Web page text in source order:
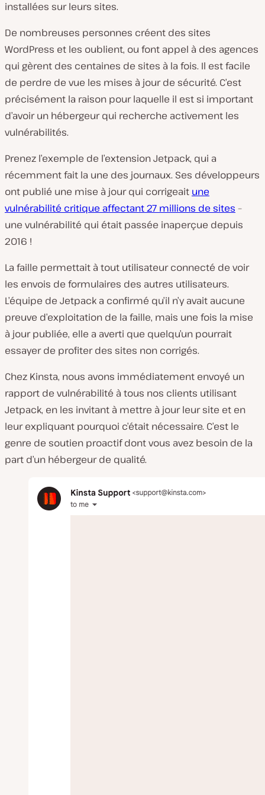
installées sur leurs sites.
De nombreuses personnes créent des sites
WordPress et les oublient, ou font appel à des agences
qui gèrent des centaines de sites à la fois. Il est facile
de perdre de vue les mises à jour de sécurité. C’est
précisément la raison pour laquelle il est si important
d’avoir un hébergeur qui recherche activement les
vulnérabilités.
Prenez l’exemple de l’extension Jetpack, qui a
récemment fait la une des journaux. Ses développeurs
ont publié une mise à jour qui corrigeait une
vulnérabilité critique affectant 27 millions de sites –
une vulnérabilité qui était passée inaperçue depuis
2016 !
La faille permettait à tout utilisateur connecté de voir
les envois de formulaires des autres utilisateurs.
L’équipe de Jetpack a confirmé qu’il n’y avait aucune
preuve d’exploitation de la faille, mais une fois la mise
à jour publiée, elle a averti que quelqu’un pourrait
essayer de profiter des sites non corrigés.
Chez Kinsta, nous avons immédiatement envoyé un
rapport de vulnérabilité à tous nos clients utilisant
Jetpack, en les invitant à mettre à jour leur site et en
leur expliquant pourquoi c’était nécessaire. C’est le
genre de soutien proactif dont vous avez besoin de la
part d’un hébergeur de qualité.